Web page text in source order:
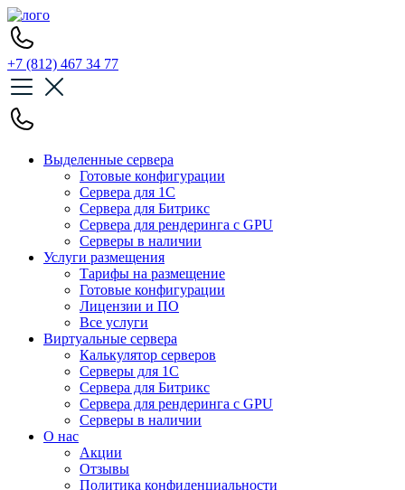
+7 (812) 467 34 77
Выделенные сервера
Готовые конфигурации
Сервера для 1С
Сервера для Битрикс
Сервера для рендеринга с GPU
Серверы в наличии
Услуги размещения
Тарифы на размещение
Готовые конфигурации
Лицензии и ПО
Все услуги
Виртуальные сервера
Калькулятор серверов
Серверы для 1С
Сервера для Битрикс
Сервера для рендеринга с GPU
Серверы в наличии
О нас
Акции
Отзывы
Политика конфиденциальности